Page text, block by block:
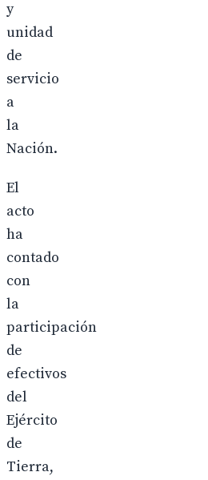
y
unidad
de
servicio
a
la
Nación.
El
acto
ha
contado
con
la
participación
de
efectivos
del
Ejército
de
Tierra,